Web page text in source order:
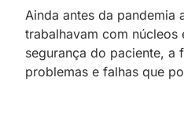
Ainda antes da pandemia
trabalhavam com
segurança do paciente, a
problemas e falhas que